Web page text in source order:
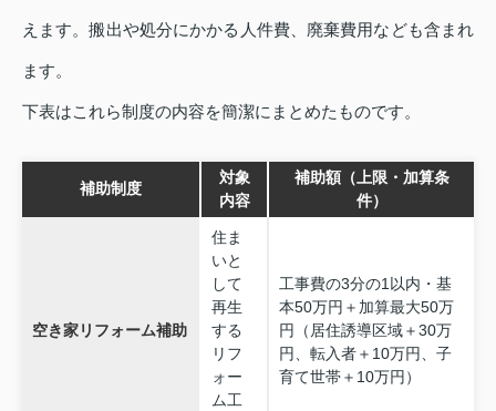
えます。搬出や処分にかかる人件費、廃棄費用なども含まれ
ます。
下表はこれら制度の内容を簡潔にまとめたものです。
補助制度
対象
内容
補助額（上限・加算条
件）
空き家リフォーム補助
住ま
いと
して
再生
する
リフ
ォー
ム工
工事費の3分の1以内・基
本50万円＋加算最大50万
円（居住誘導区域＋30万
円、転入者＋10万円、子
育て世帯＋10万円）